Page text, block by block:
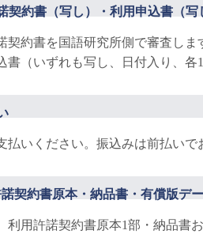
約書（写し）・利用申込書（写
契約書を国語研究所側で審査し
（いずれも写し、日付入り、各
いください。振込みは前払いで
契約書原本・納品書・有償版デ
用許諾契約書原本1部・納品書